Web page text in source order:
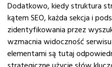
Dodatkowo, kiedy struktura
kątem SEO, każda sekcja i
zidentyfikowania przez
wzmacnia widoczność
elementami są tutaj